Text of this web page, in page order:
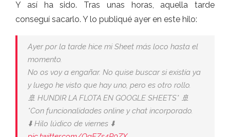
Y así ha sido. Tras unas horas, aquella tarde
conseguí sacarlo. Y lo publiqué ayer en este hilo:
Ayer por la tarde hice mi Sheet más loco hasta el
momento.
No os voy a engañar. No quise buscar si existía ya
y luego he visto que hay uno, pero es otro rollo.
🚢 HUNDIR LA FLOTA EN GOOGLE SHEETS* 🚢
*Con funcionalidades online y chat incorporado.
⬇️ Hilo lúdico de viernes ⬇️